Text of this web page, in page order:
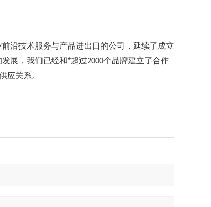
沿技术服务与产品进出口的公司，延续了成立
展，我们已经和*超过2000个品牌建立了合作
应关系。